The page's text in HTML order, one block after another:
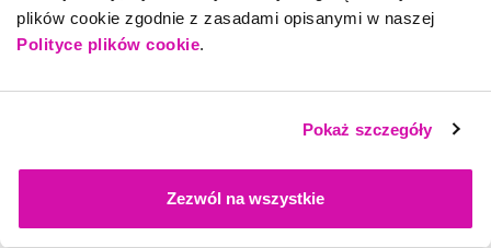
plików cookie zgodnie z zasadami opisanymi w naszej
Polityce plików cookie.
Pokaż szczegóły
Zezwól na wszystkie